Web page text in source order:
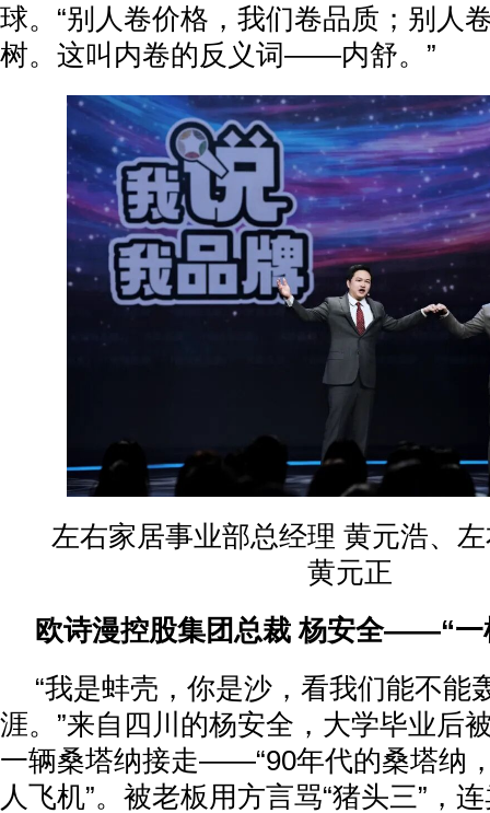
球。“别人卷价格，我们卷品质；别人
树。这叫内卷的反义词——内舒。”
左右家居事业部总经理 黄元浩、
黄元正
欧诗漫控股集团总裁 杨安全——“一
“我是蚌壳，你是沙，看我们能不能
涯。”来自四川的杨安全，大学毕业后
一辆桑塔纳接走——“90年代的桑塔纳
人飞机”。被老板用方言骂“猪头三”，